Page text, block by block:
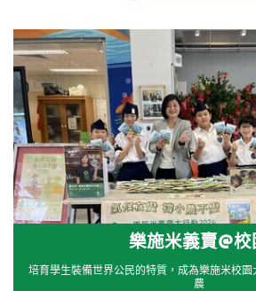
樂施米義賣@校
培育學生裝備世界公民的特質，成為樂施米校
農